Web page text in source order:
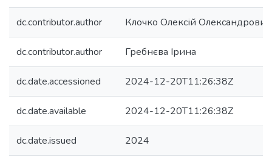
dc.contributor.author Клочко Олексій Олександрович
dc.contributor.author Гребнєва Ірина
dc.date.accessioned 2024-12-20T11:26:38Z
dc.date.available 2024-12-20T11:26:38Z
dc.date.issued 2024